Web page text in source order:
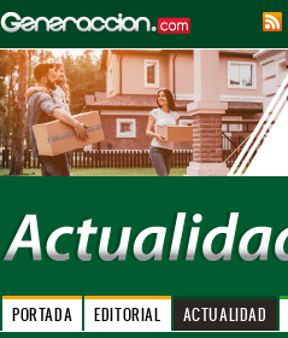
PORTADA EDITORIAL ACTUALIDAD